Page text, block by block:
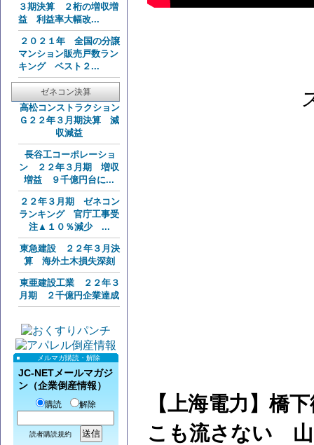
３期決算 ２桁の増収増
益 利益率大幅改...
２０２１年 全国の分譲
マンション販売戸数ラン
キング ベスト２...
ゼネコン決算
高松コンストラクション
Ｇ２２年３月期決算 減
収減益
長谷工コーポレーショ
ン ２２年３月期 増収
増益 ９千億円台に...
２２年３月期 ゼネコン
ランキング 官庁工事受
注▲１０％減少 ...
東急建設 ２２年３月決
算 海外土木損失深刻
東亜建設工業 ２２年３
月期 ２千億円企業達成
メルマガ購読・解除
JC-NETメールマガジ
ン（企業倒産情報）
購読 解除
読者購読規約
【上海電力】橋
こも流さない